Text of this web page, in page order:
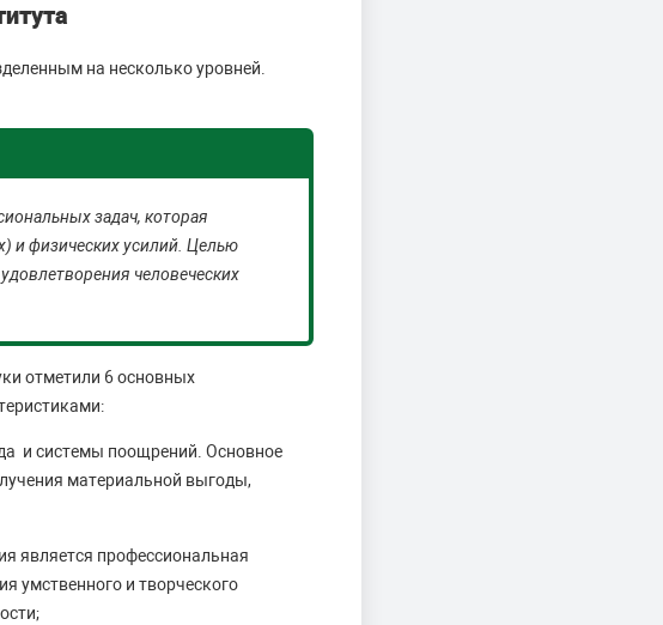
на несколько уровней.
задач, которая
и физических усилий. Целью
человеческих
отметили 6 основных
и системы поощрений. Основное
материальной выгоды,
является профессиональная
умственного и творческого